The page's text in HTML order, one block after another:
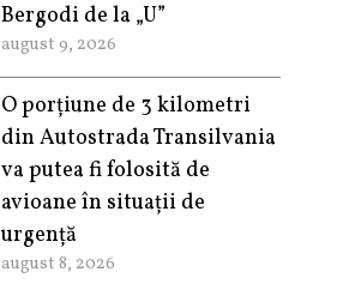
Bergodi de la „U”
august 9, 2026
O porțiune de 3 kilometri
din Autostrada Transilvania
va putea fi folosită de
avioane în situații de
urgență
august 8, 2026